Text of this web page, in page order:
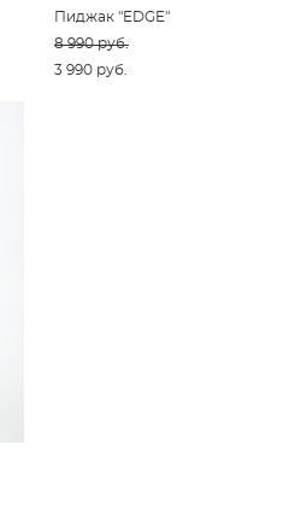
Пиджак "EDGE"
8 990 pуб.
3 990 pуб.